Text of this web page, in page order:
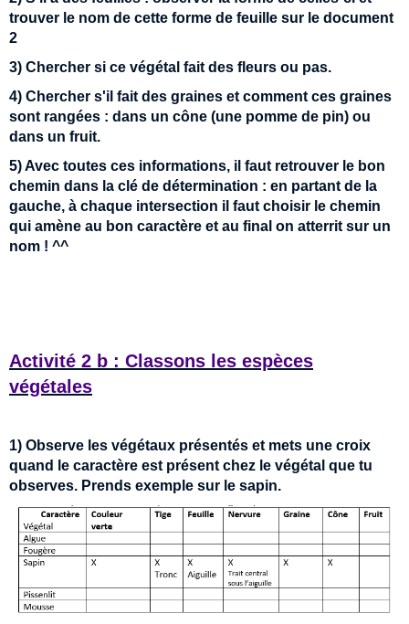
trouver le nom de cette forme de feuille sur le document
2
3) Chercher si ce végétal fait des fleurs ou pas.
4) Chercher s'il fait des graines et comment ces graines
sont rangées : dans un cône (une pomme de pin) ou
dans un fruit.
5) Avec toutes ces informations, il faut retrouver le bon
chemin dans la clé de détermination : en partant de la
gauche, à chaque intersection il faut choisir le chemin
qui amène au bon caractère et au final on atterrit sur un
nom ! ^^
Activité 2 b : Classons les espèces
végétales
1) Observe les végétaux présentés et mets une croix
quand le caractère est présent chez le végétal que tu
observes. Prends exemple sur le sapin.